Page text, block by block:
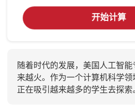
开始计算
随着时代的发展，美国人工智
来越火。作为一个计算机科学
正在吸引越来越多的学生去探索。